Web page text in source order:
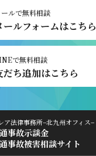
ールで無料相談
ールフォームはこちら
で無料相談
だち追加はこちら
ア法律事務所−北九州オフィス−
事故示談金
事故被害相談サイト